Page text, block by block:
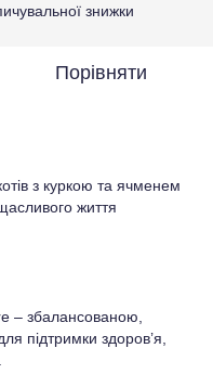
знижки
Порівняти
з куркою та ячменем
життя
– збалансованою,
підтримки здоров’я,